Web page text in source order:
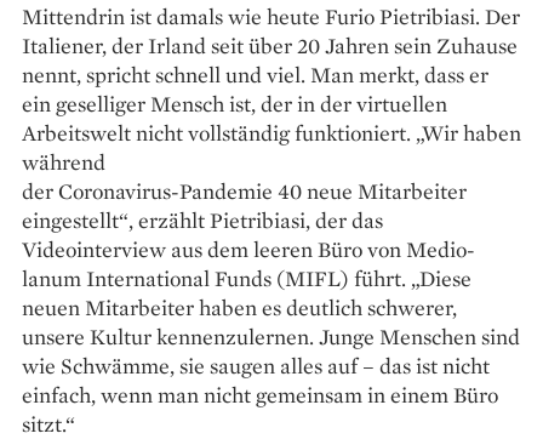
Mittendrin ist damals wie heute Furio Pietribiasi. Der
Italiener, der Irland seit über 20 Jahren sein Zuhause
nennt, spricht schnell und viel. Man merkt, dass er
ein geselliger Mensch ist, der in der virtuellen
Arbeitswelt nicht vollständig funktioniert. „Wir haben
während
der Coronavirus-Pandemie 40 neue Mitarbeiter
eingestellt“, erzählt Pietribiasi, der das
Videointerview aus dem leeren Büro von Medio­
lanum International Funds (MIFL) führt. „Diese
neuen Mitarbeiter haben es deutlich schwerer,
unsere Kultur kennenzulernen. Junge Menschen sind
wie Schwämme, sie saugen alles auf – das ist nicht
einfach, wenn man nicht gemeinsam in einem Büro
sitzt.“